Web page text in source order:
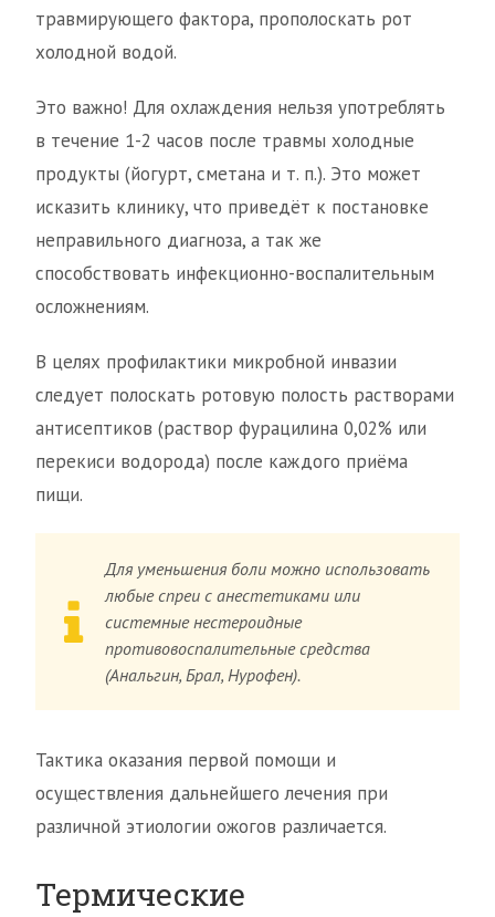
травмирующего фактора, прополоскать рот
холодной водой.
Это важно! Для охлаждения нельзя употреблять
в течение 1-2 часов после травмы холодные
продукты (йогурт, сметана и т. п.). Это может
исказить клинику, что приведёт к постановке
неправильного диагноза, а так же
способствовать инфекционно-воспалительным
осложнениям.
В целях профилактики микробной инвазии
следует полоскать ротовую полость растворами
антисептиков (раствор фурацилина 0,02% или
перекиси водорода) после каждого приёма
пищи.
Для уменьшения боли можно использовать
любые спреи с анестетиками или
системные нестероидные
противовоспалительные средства
(Анальгин, Брал, Нурофен).
Тактика оказания первой помощи и
осуществления дальнейшего лечения при
различной этиологии ожогов различается.
Термические